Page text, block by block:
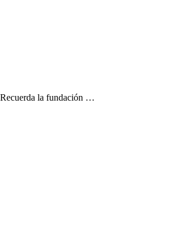
Recuerda la fundación …